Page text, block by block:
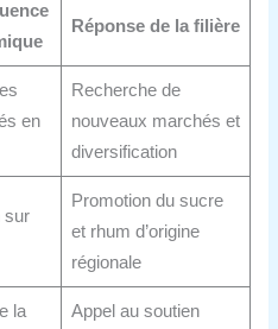
Réponse de la filière
en
Recherche de
nouveaux marchés et
diversification
sur
Promotion du sucre
et rhum d’origine
régionale
la
Appel au soutien